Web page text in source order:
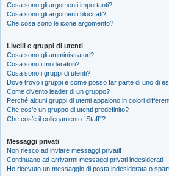
Cosa sono gli argomenti importanti?
Cosa sono gli argomenti bloccati?
Che cosa sono le icone argomento?
Livelli e gruppi di utenti
Cosa sono gli amministratori?
Cosa sono i moderatori?
Cosa sono i gruppi di utenti?
Dove trovo i gruppi e come posso far parte di uno di
Come divento leader di un gruppo?
Perché alcuni gruppi di utenti appaiono in colori
Che cos’è un gruppo di utenti predefinito?
Che cos’è il collegamento “Staff”?
Messaggi privati
Non riesco ad inviare messaggi privati!
Continuano ad arrivarmi messaggi privati indesiderati!
Ho ricevuto un messaggio di posta indesiderata o